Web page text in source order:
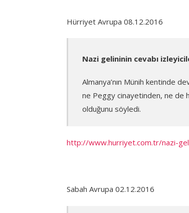
Hürriyet Avrupa 08.12.2016
Nazi gelininin cevabı
Almanya’nın Münih kentinde
ne Peggy cinayetinden, ne de
olduğunu söyledi.
http://www.hurriyet.com.tr/nazi-
Sabah Avrupa 02.12.2016